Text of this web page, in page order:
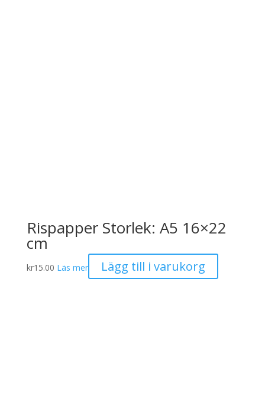
Rispapper Storlek: A5 16×22
cm
kr15.00 Läs mer Lägg till i varukorg